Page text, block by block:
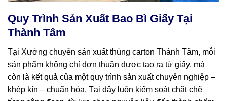
Quy Trình Sản Xuất Bao Bì Giấy Tại
Thành Tâm
Tại Xưởng chuyên sản xuất thùng carton Thành Tâm, mỗi
sản phẩm không chỉ đơn thuần được tạo ra từ giấy, mà
còn là kết quả của một quy trình sản xuất chuyên nghiệp –
khép kín – chuẩn hóa. Tại đây luôn kiểm soát chặt chẽ